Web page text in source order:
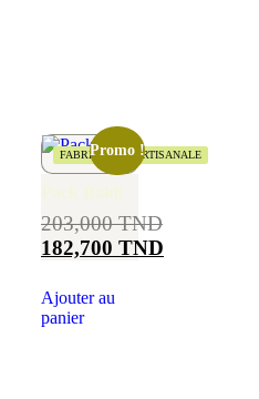
Promo !
FABRICATION ARTISANALE
203,000TND
182,700 TND
Ajouter au
panier